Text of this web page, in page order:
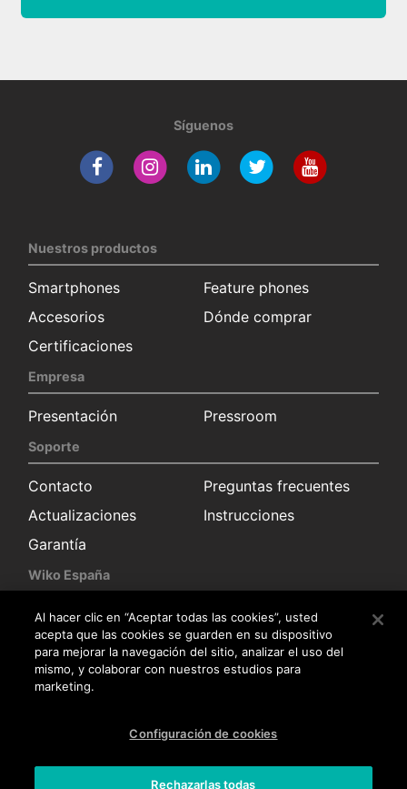
Síguenos
Nuestros productos
Smartphones
Feature phones
Accesorios
Dónde comprar
Certificaciones
Empresa
Presentación Pressroom
Soporte
Contacto
Preguntas frecuentes
Actualizaciones
Instrucciones
Garantía
Wiko España
Solicitud información
Sala de prensa
Distribuidores
Servicio posventa
Trabaja con nosotros
Al hacer clic en “Aceptar todas las cookies”, usted
acepta que las cookies se guarden en su dispositivo
para mejorar la navegación del sitio, analizar el uso del
mismo, y colaborar con nuestros estudios para
marketing.
Configuración de cookies
Rechazarlas todas